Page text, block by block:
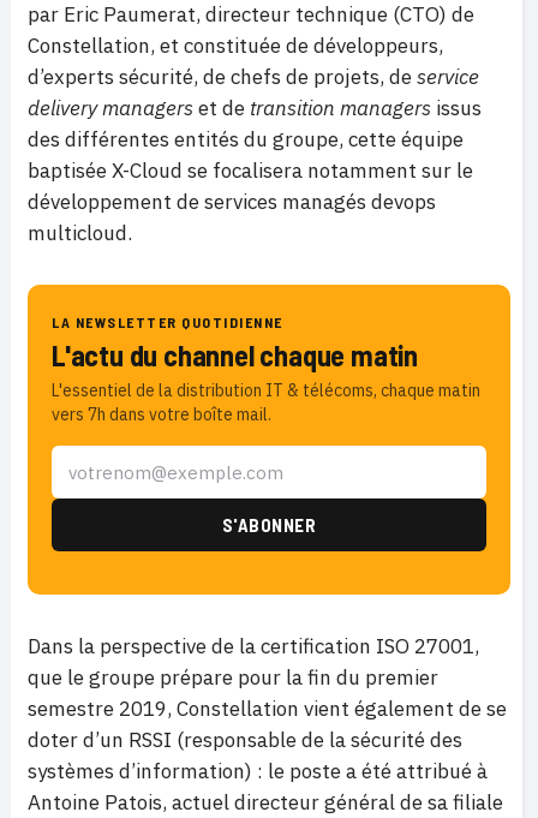
par Eric Paumerat, directeur technique (CTO) de
Constellation, et constituée de développeurs,
d’experts sécurité, de chefs de projets, deservice
delivery managerset de transition managers issus
des différentes entités du groupe, cette équipe
baptisée X-Cloud se focalisera notamment sur le
développement de services managés devops
multicloud.
LA NEWSLETTER QUOTIDIENNE
L'actu du channel chaque matin
L'essentiel de la distribution IT & télécoms, chaque matin
vers 7h dans votre boîte mail.
Dans la perspective de la certification ISO 27001,
que le groupe prépare pour la fin du premier
semestre 2019, Constellation vient également de se
doter d’un RSSI (responsable de la sécurité des
systèmes d’information) : le poste a été attribué à
Antoine Patois, actuel directeur général de sa filiale